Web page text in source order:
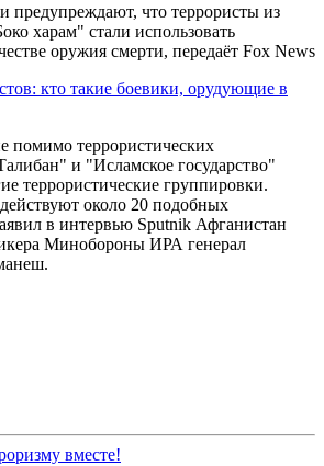
предупреждают, что террористы из
харам" стали использовать
оружия смерти, передаёт Fox News
кто такие боевики, орудующие в
помимо террористических
и "Исламское государство"
террористические группировки.
около 20 подобных
в интервью Sputnik Афганистан
Минобороны ИРА генерал